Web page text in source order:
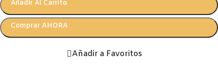
Añadir Al Carrito
Comprar AHORA
Añadir a Favoritos